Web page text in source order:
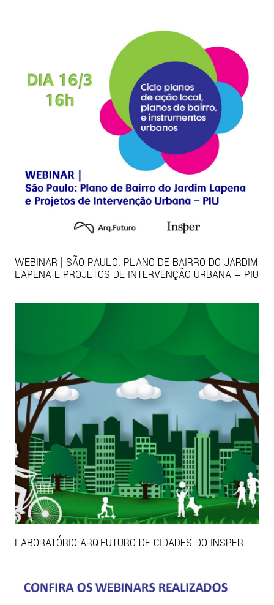
WEBINAR | SÃO PAULO: PLANO DE BAIRRO DO JARDIM
LAPENA E PROJETOS DE INTERVENÇÃO URBANA – PIU
LABORATÓRIO ARQ.FUTURO DE CIDADES DO INSPER